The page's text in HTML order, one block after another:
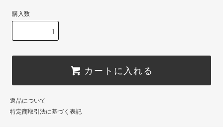
購入数
カートに入れる
返品について
特定商取引法に基づく表記